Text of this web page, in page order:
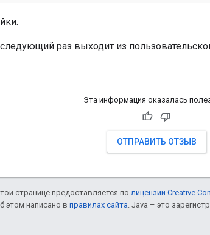
раз выходит из
Эта информация оказалась
ОТПРАВИТЬ ОТЗЫВ
странице предоставляется по лицензии Creative
этом написано в правилах сайта. Java – это